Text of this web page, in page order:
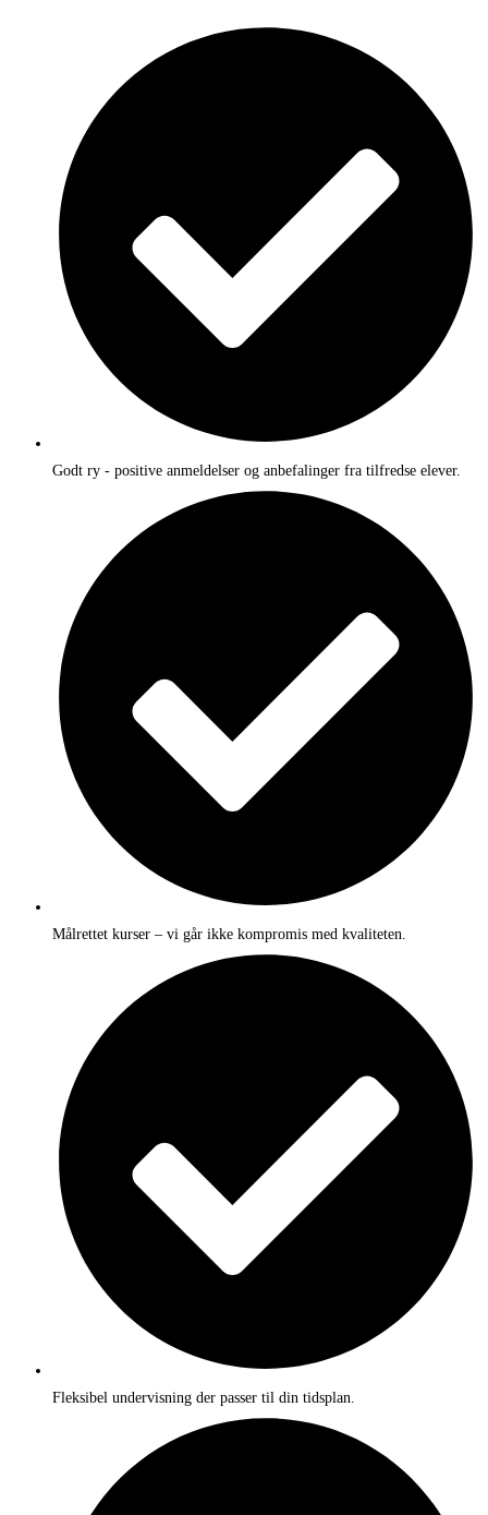
Godt ry - positive anmeldelser og anbefalinger fra tilfredse elever.
Målrettet kurser – vi går ikke kompromis med kvaliteten.
Fleksibel undervisning der passer til din tidsplan.